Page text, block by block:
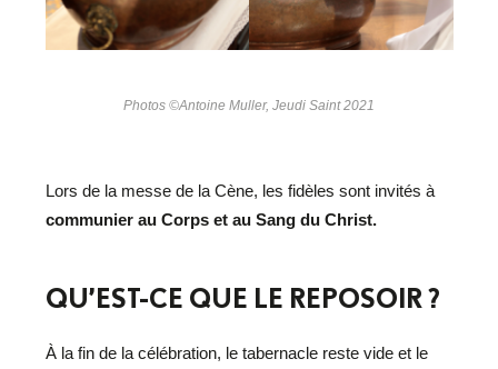
Photos ©Antoine Muller, Jeudi Saint 2021
Lors de la messe de la Cène, les fidèles sont invités à
communier au Corps et au Sang du Christ.
QU’EST-CE QUE LE REPOSOIR ?
À la fin de la célébration, le tabernacle reste vide et le